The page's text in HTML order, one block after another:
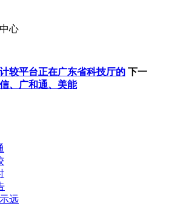
心
较平台正在广东省科技厅的 下一
、广和通、美能
远